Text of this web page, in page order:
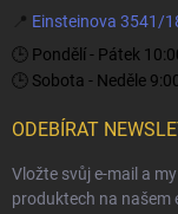
📍 Einsteinova 3541/
🕒 Pondělí - Pátek
🕒 Sobota - Neděle
ODEBÍRAT
Vložte svůj e-mail a
produktech na našem